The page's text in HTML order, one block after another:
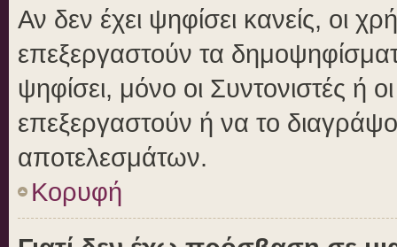
Αν δεν έχει ψηφίσει κανείς, οι
επεξεργαστούν τα
ψηφίσει, μόνο οι Συντονιστές ή
επεξεργαστούν ή να το
αποτελεσμάτων.
Κορυφή